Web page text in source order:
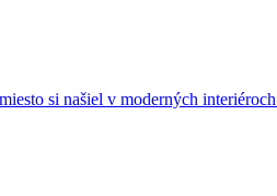
si našiel v moderných